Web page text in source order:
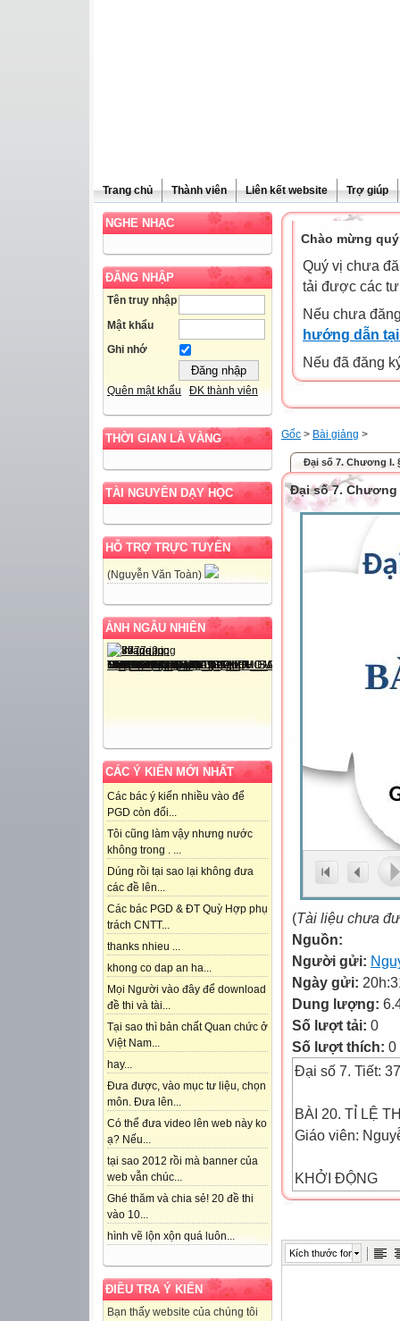
Trang chủ Thành viên Liên kết website Trợ giúp
NGHE NHẠC
ĐĂNG NHẬP
Tên truy nhập
Mật khẩu
Ghi nhớ
Quên mật khẩu ĐK thành viên
THỜI GIAN LÀ VÀNG
TÀI NGUYÊN DẠY HỌC
HỖ TRỢ TRỰC TUYẾN
(Nguyễn Văn Toàn)
ẢNH NGẪU NHIÊN
CÁC Ý KIẾN MỚI NHẤT
Các bác ý kiến nhiều vào để
PGD còn đổi...
Tôi cũng làm vậy nhưng nước
không trong . ...
Dúng rồi tại sao lại không đưa
các đề lên...
Các bác PGD & ĐT Quỳ Hợp phụ
trách CNTT...
thanks nhieu ...
khong co dap an ha...
Mọi Người vào đây để download
đề thi và tài...
Tại sao thì bản chất Quan chức ở
Việt Nam...
hay...
Đưa được, vào mục tư liệu, chọn
môn. Đưa lên...
Có thể đưa video lên web này ko
ạ? Nếu...
tại sao 2012 rồi mà banner của
web vẫn chúc...
Ghé thăm và chia sẻ! 20 đề thi
vào 10...
hình vẽ lộn xộn quá luôn...
ĐIỀU TRA Ý KIẾN
Bạn thấy website của chúng tôi
Chào mừng
Quý vị chưa
tải được các
Nếu chưa
hướng dẫn
Nếu đã đăng
Gốc > Bài giảng >
Đại số 7. Chương I.
Đại số 7.
(Tài liệu chưa
Nguồn:
Người gửi:
Ngày gửi:
Dung lượng:
Số lượt tải: 0
Số lượt thích: 0
Đại số 7. Tiết:
BÀI 20. TỈ LỆ
Giáo viên:
KHỞI ĐỘNG
Cờ đỏ sao
dạng một hình
nằm ở
Kích thước font